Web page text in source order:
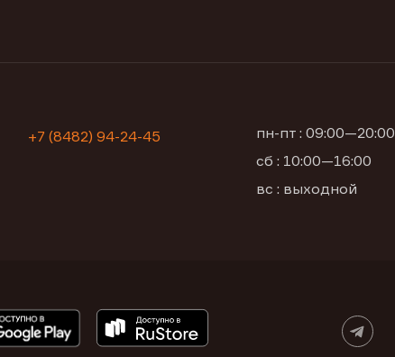
+7 (8482) 94-24-45
пн-пт : 09:00—20:00
сб : 10:00—16:00
вс : выходной